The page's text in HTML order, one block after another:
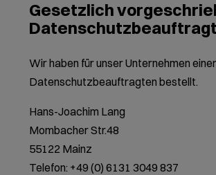
Gesetzlich
Wir haben für unser Unternehmen
Datenschutzbeauftragten bestellt.
Hans-Joachim Lang
Mombacher Str.48
55122 Mainz
Telefon: +49 (0) 6131 3049 837